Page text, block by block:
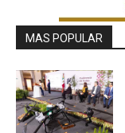
MAS POPULAR